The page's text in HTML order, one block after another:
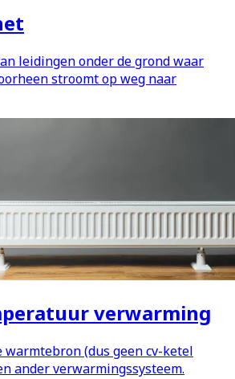
leidingen onder de grond waar
stroomt op weg naar
verwarming
warmtebron (dus geen cv-ketel
ander verwarmingssysteem.